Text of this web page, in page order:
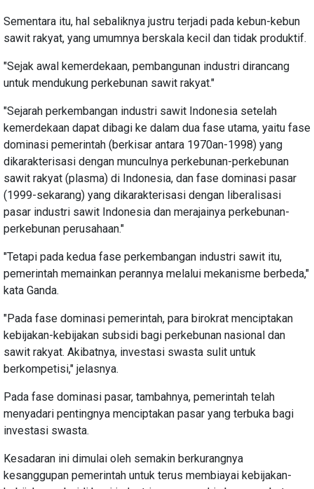
Sementara itu, hal sebaliknya justru terjadi pada kebun-kebun
sawit rakyat, yang umumnya berskala kecil dan tidak produktif.
"Sejak awal kemerdekaan, pembangunan industri dirancang
untuk mendukung perkebunan sawit rakyat."
"Sejarah perkembangan industri sawit Indonesia setelah
kemerdekaan dapat dibagi ke dalam dua fase utama, yaitu fase
dominasi pemerintah (berkisar antara 1970an-1998) yang
dikarakterisasi dengan munculnya perkebunan-perkebunan
sawit rakyat (plasma) di Indonesia, dan fase dominasi pasar
(1999-sekarang) yang dikarakterisasi dengan liberalisasi
pasar industri sawit Indonesia dan merajainya perkebunan-
perkebunan perusahaan."
"Tetapi pada kedua fase perkembangan industri sawit itu,
pemerintah memainkan perannya melalui mekanisme berbeda,"
kata Ganda.
"Pada fase dominasi pemerintah, para birokrat menciptakan
kebijakan-kebijakan subsidi bagi perkebunan nasional dan
sawit rakyat. Akibatnya, investasi swasta sulit untuk
berkompetisi," jelasnya.
Pada fase dominasi pasar, tambahnya, pemerintah telah
menyadari pentingnya menciptakan pasar yang terbuka bagi
investasi swasta.
Kesadaran ini dimulai oleh semakin berkurangnya
kesanggupan pemerintah untuk terus membiayai kebijakan-